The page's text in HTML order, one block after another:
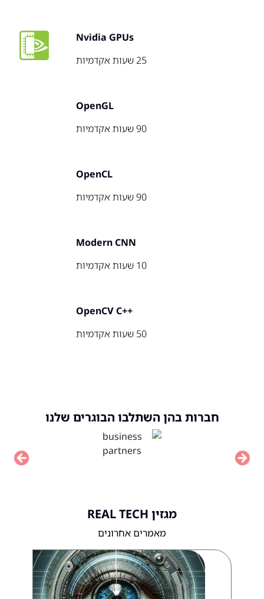
Nvidia GPUs
25 שעות אקדמיות
OpenGL
90 שעות אקדמיות
OpenCL
90 שעות אקדמיות
Modern CNN
10 שעות אקדמיות
++OpenCV C
50 שעות אקדמיות
חברות בהן השתלבו הבוגרים שלנו
Next
מגזין REAL TECH
מאמרים אחרונים